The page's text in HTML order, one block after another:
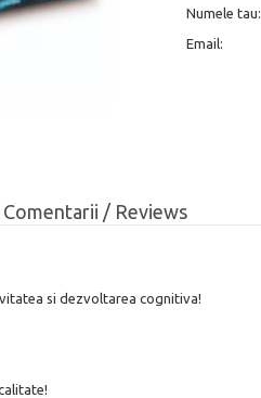
Numele tau:
Email:
Comentarii / Reviews
si dezvoltarea cognitiva!